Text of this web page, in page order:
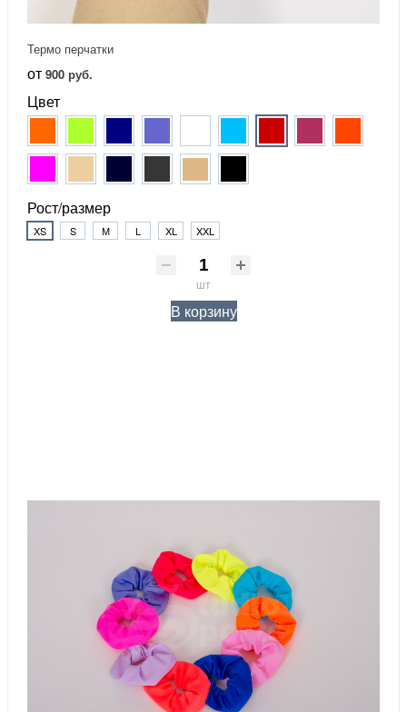
Термо перчатки
от 900 руб.
Цвет
Рост/размер
XS S М L XL XXL
шт
В корзину